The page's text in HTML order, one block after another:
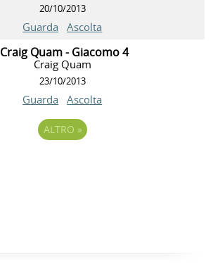
20/10/2013
Guarda Ascolta
Craig Quam - Giacomo 4
Craig Quam
23/10/2013
Guarda Ascolta
ALTRO »